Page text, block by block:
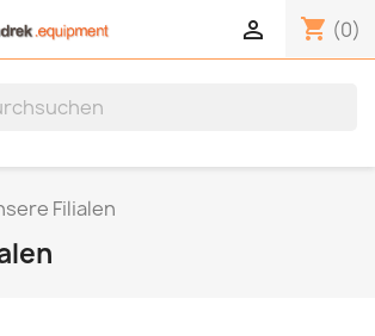
shopping_cart (0)

Filialen